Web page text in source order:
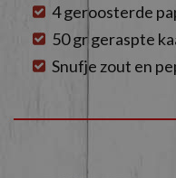
4 geroosterde
50 gr geraspte
Snufje zout en